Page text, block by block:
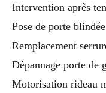
Intervention après
Pose de porte blindée
Remplacement
Dépannage porte de
Motorisation rideau